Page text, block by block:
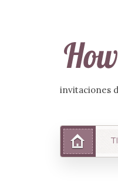
invitaciones